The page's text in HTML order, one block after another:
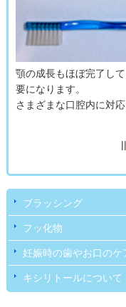
ブラッシング
フッ化物
妊娠時の歯やお口のケ
キシリトールについて
顎の成長もほぼ完了し
要になります。
さまざまな口腔内に対
||